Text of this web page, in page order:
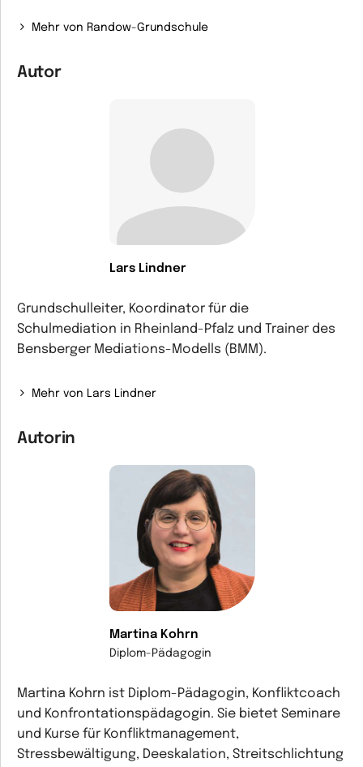
Mehr von Randow-Grundschule
Autor
Lars Lindner
Grundschulleiter, Koordinator für die
Schulmediation in Rheinland-Pfalz und Trainer des
Bensberger Mediations-Modells (BMM).
Mehr von Lars Lindner
Autorin
Martina Kohrn
Diplom-Pädagogin
Martina Kohrn ist Diplom-Pädagogin, Konfliktcoach
und Konfrontationspädagogin. Sie bietet Seminare
und Kurse für Konfliktmanagement,
Stressbewältigung, Deeskalation, Streitschlichtung